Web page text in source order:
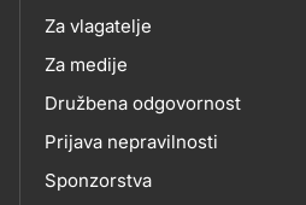
Za vlagatelje
Za medije
Družbena odgovornost
Prijava nepravilnosti
Sponzorstva